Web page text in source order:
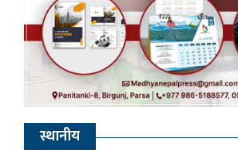
स्थानीय